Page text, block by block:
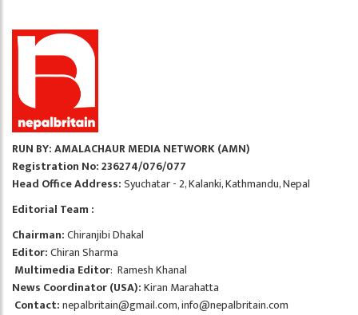
RUN BY: AMALACHAUR MEDIA NETWORK (AMN)
Registration No: 236274/076/077
Head Office Address:Syuchatar - 2, Kalanki, Kathmandu, Nepal
Editorial Team :
Chairman:Chiranjibi Dhakal
Editor:Chiran Sharma
Multimedia Editor: Ramesh Khanal
News Coordinator (USA):Kiran Marahatta
Contact:nepalbritain@gmail.com,info@nepalbritain.com